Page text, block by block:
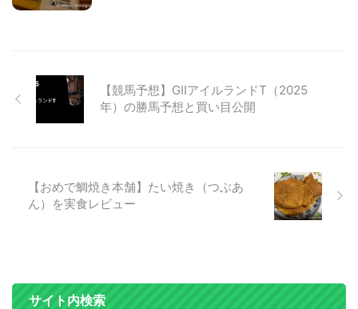
【競馬予想】GⅡアイルランドT（2025
年）の勝馬予想と買い目公開
【おめで鯛焼き本舗】たい焼き（つぶあ
ん）を実食レビュー
サイト内検索